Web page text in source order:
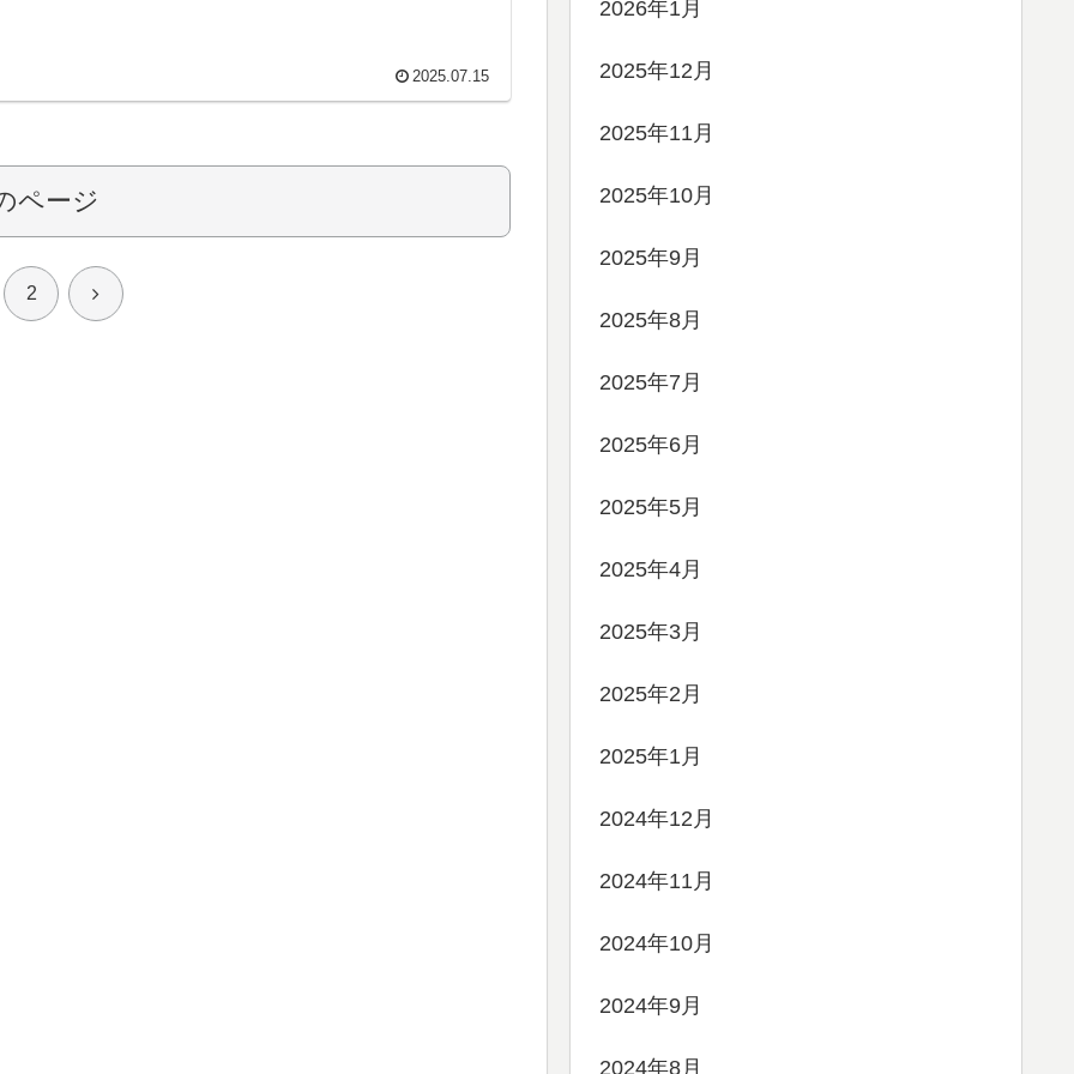
2025.07.15
ページ
2 次
2026年1月
2025年12月
2025年11月
2025年10月
2025年9月
2025年8月
2025年7月
2025年6月
2025年5月
2025年4月
2025年3月
2025年2月
2025年1月
2024年12月
2024年11月
2024年10月
2024年9月
2024年8月